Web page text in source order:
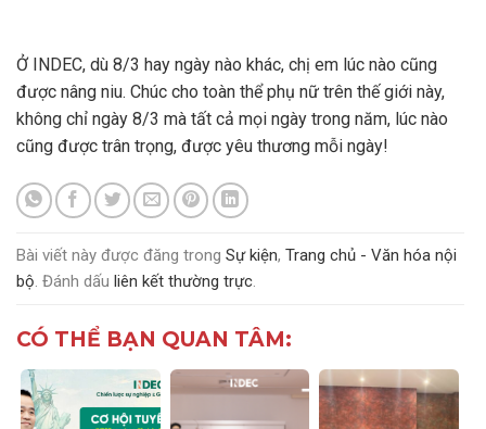
Ở INDEC, dù 8/3 hay ngày nào khác, chị em lúc nào cũng
được nâng niu. Chúc cho toàn thể phụ nữ trên thế giới này,
không chỉ ngày 8/3 mà tất cả mọi ngày trong năm, lúc nào
cũng được trân trọng, được yêu thương mỗi ngày!
Bài viết này được đăng trong Sự kiện, Trang chủ - Văn hóa nội
bộ . Đánh dấu liên kết thường trực
CÓ THỂ BẠN QUAN TÂM: